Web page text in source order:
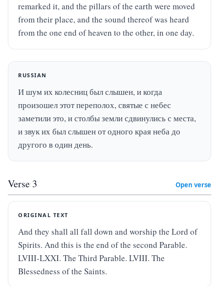
remarked it, and the pillars of the earth were moved
from their place, and the sound thereof was heard
from the one end of heaven to the other, in one day.
RUSSIAN
И шум их колесниц был слышен, и когда
произошел этот переполох, святые с небес
заметили это, и столбы земли сдвинулись с места,
и звук их был слышен от одного края неба до
другого в один день.
Verse 3 Open verse
ORIGINAL TEXT
And they shall all fall down and worship the Lord of
Spirits. And this is the end of the second Parable.
LVIII-LXXI. The Third Parable. LVIII. The
Blessedness of the Saints.